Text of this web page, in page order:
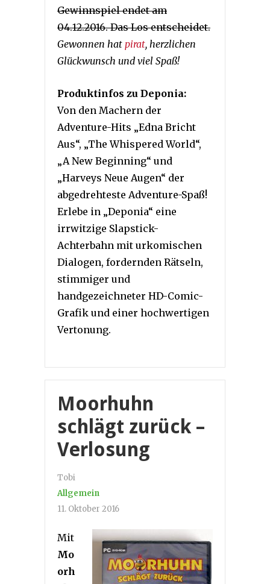
Gewinnspiel endet am
04.12.2016. Das Los entscheidet.
Gewonnen hat pirat, herzlichen
Glückwunsch und viel Spaß!
Produktinfos zu Deponia:
Von den Machern der
Adventure-Hits „Edna Bricht
Aus“, „The Whispered World“,
„A New Beginning“ und
„Harveys Neue Augen“ der
abgedrehteste Adventure-Spaß!
Erlebe in „Deponia“ eine
irrwitzige Slapstick-
Achterbahn mit urkomischen
Dialogen, fordernden Rätseln,
stimmiger und
handgezeichneter HD-Comic-
Grafik und einer hochwertigen
Vertonung.
Moorhuhn
schlägt zurück –
Verlosung
Tobi
Allgemein
11. Oktober 2016
Mit
Mo
orh